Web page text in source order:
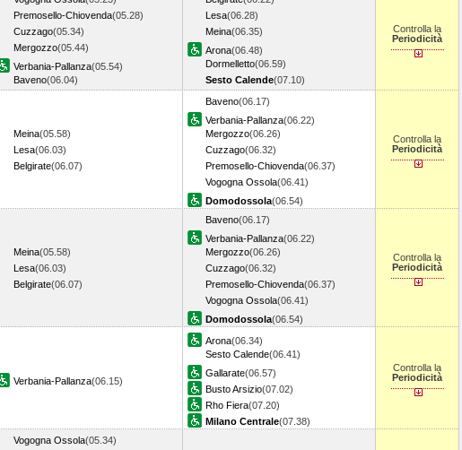
Premosello-Chiovenda(05.28)
Cuzzago(05.34)
Mergozzo(05.44)
Verbania-Pallanza(05.54)
Baveno(06.04)
Lesa(06.28)
Meina(06.35)
Arona(06.48)
Dormelletto(06.59)
Sesto Calende(07.10)
Controlla la
Periodicità
Meina(05.58)
Lesa(06.03)
Belgirate(06.07)
Baveno(06.17)
Verbania-Pallanza(06.22)
Mergozzo(06.26)
Cuzzago(06.32)
Premosello-Chiovenda(06.37)
Vogogna Ossola(06.41)
Domodossola(06.54)
Controlla la
Periodicità
Meina(05.58)
Lesa(06.03)
Belgirate(06.07)
Baveno(06.17)
Verbania-Pallanza(06.22)
Mergozzo(06.26)
Cuzzago(06.32)
Premosello-Chiovenda(06.37)
Vogogna Ossola(06.41)
Domodossola(06.54)
Controlla la
Periodicità
Verbania-Pallanza(06.15)
Arona(06.34)
Sesto Calende(06.41)
Gallarate(06.57)
Busto Arsizio(07.02)
Rho Fiera(07.20)
Milano Centrale(07.38)
Controlla la
Periodicità
Vogogna Ossola(05.34)